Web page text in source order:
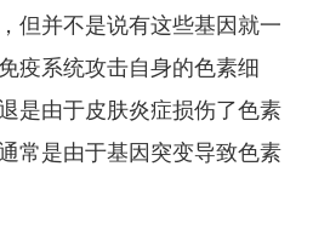
但并不是说有这些基因就一
疫系统攻击自身的色素细
是由于皮肤炎症损伤了色素
常是由于基因突变导致色素